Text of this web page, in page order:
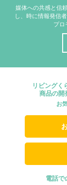
媒体への共感と信
し、時に情報発信
プロ
リビングく
商品の開
お
電話で